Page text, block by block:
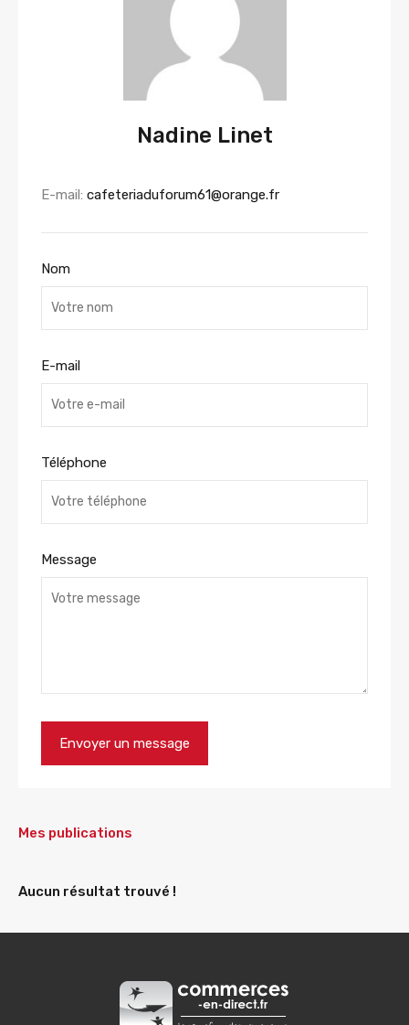
Nadine Linet
E-mail: cafeteriaduforum61@orange.fr
Nom
E-mail
Téléphone
Message
Mes publications
Aucun résultat trouvé !